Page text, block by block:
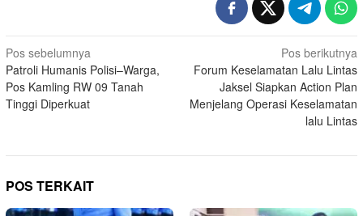
Navigasi
pos
Pos sebelumnya
Patroli Humanis Polisi–Warga,
Pos Kamling RW 09 Tanah
Tinggi Diperkuat
Pos berikutnya
Forum Keselamatan Lalu Lintas
Jaksel Siapkan Action Plan
Menjelang Operasi Keselamatan
lalu Lintas
POS TERKAIT